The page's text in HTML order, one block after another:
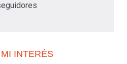
INTERÉS